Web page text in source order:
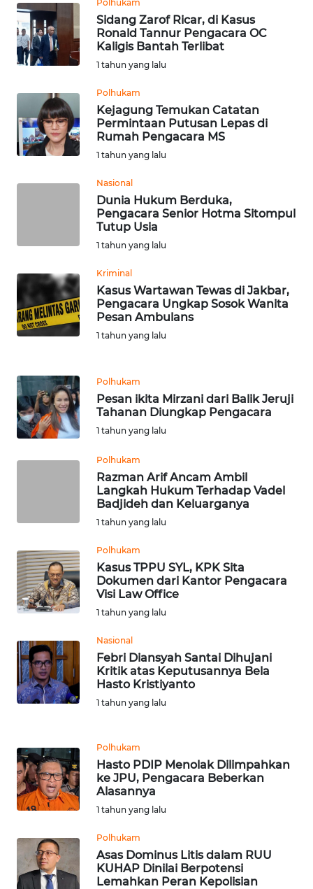
Polhukam
Sidang Zarof Ricar, di Kasus
Ronald Tannur Pengacara OC
Kaligis Bantah Terlibat
1 tahun yang lalu
Polhukam
Kejagung Temukan Catatan
Permintaan Putusan Lepas di
Rumah Pengacara MS
1 tahun yang lalu
Nasional
Dunia Hukum Berduka,
Pengacara Senior Hotma Sitompul
Tutup Usia
1 tahun yang lalu
Kriminal
Kasus Wartawan Tewas di Jakbar,
Pengacara Ungkap Sosok Wanita
Pesan Ambulans
1 tahun yang lalu
Polhukam
Pesan ikita Mirzani dari Balik Jeruji
Tahanan Diungkap Pengacara
1 tahun yang lalu
Polhukam
Razman Arif Ancam Ambil
Langkah Hukum Terhadap Vadel
Badjideh dan Keluarganya
1 tahun yang lalu
Polhukam
Kasus TPPU SYL, KPK Sita
Dokumen dari Kantor Pengacara
Visi Law Office
1 tahun yang lalu
Nasional
Febri Diansyah Santai Dihujani
Kritik atas Keputusannya Bela
Hasto Kristiyanto
1 tahun yang lalu
Polhukam
Hasto PDIP Menolak Dilimpahkan
ke JPU, Pengacara Beberkan
Alasannya
1 tahun yang lalu
Polhukam
Asas Dominus Litis dalam RUU
KUHAP Dinilai Berpotensi
Lemahkan Peran Kepolisian
WN
KALTENG
KALTARA
WN
KALSEL
WN
GORONTALO
WN
MALUKU
WN
DANAU
TOBA
WN
LANGKAT
SELATAN
WN
TANJUNG
WN
KARO